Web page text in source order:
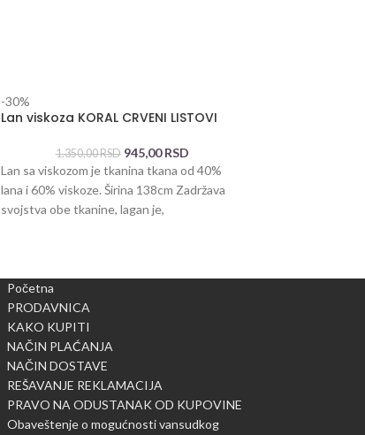
-30%
Lan viskoza KORAL CRVENI LISTOVI
1.350,00RSD 945,00RSD
Lan sa viskozom je tkanina tkana od 40%
lana i 60% viskoze. Širina 138cm Zadržava
svojstva obe tkanine, lagan je,
Početna
PRODAVNICA
KAKO KUPITI
NAČIN PLAĆANJA
NAČIN DOSTAVE
REŠAVANJE REKLAMACIJA
PRAVO NA ODUSTANAK OD KUPOVINE
Obaveštenje o mogućnosti vansudkog